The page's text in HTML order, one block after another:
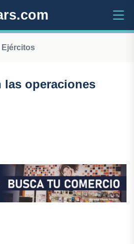
Ejércitos
las operaciones